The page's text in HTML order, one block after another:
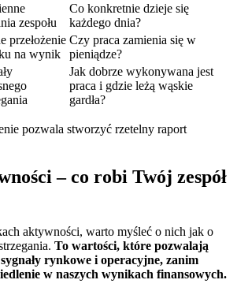
zespołu
Co konkretnie dzieje się
każdego dnia?
przełożenie
na wynik
Czy praca zamienia się w
pieniądze?
Jak dobrze wykonywana jest
praca i gdzie leżą wąskie
gardła?
pozwala stworzyć rzetelny raport
– co robi Twój zespół
aktywności, warto myśleć o nich jak o
To wartości, które pozwalają
rynkowe i operacyjne, zanim
w naszych wynikach finansowych.